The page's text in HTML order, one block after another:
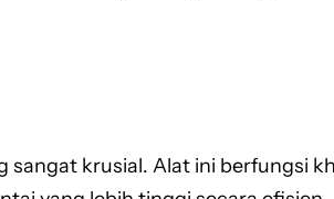
sangat krusial. Alat ini berfungsi